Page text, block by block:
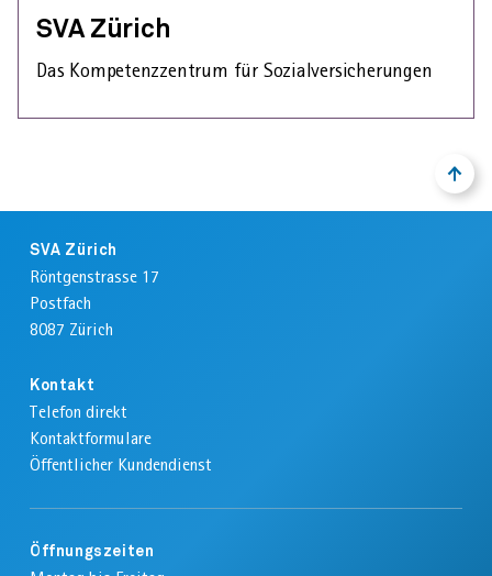
SVA Zürich
Das Kompetenzzentrum für Sozialversicherungen
NACH
OBEN
ZUM
SVA Zürich
Röntgenstrasse 17
Postfach
8087 Zürich
Kontakt
Telefon direkt
Kontaktformulare
Öffentlicher Kundendienst
Öffnungszeiten